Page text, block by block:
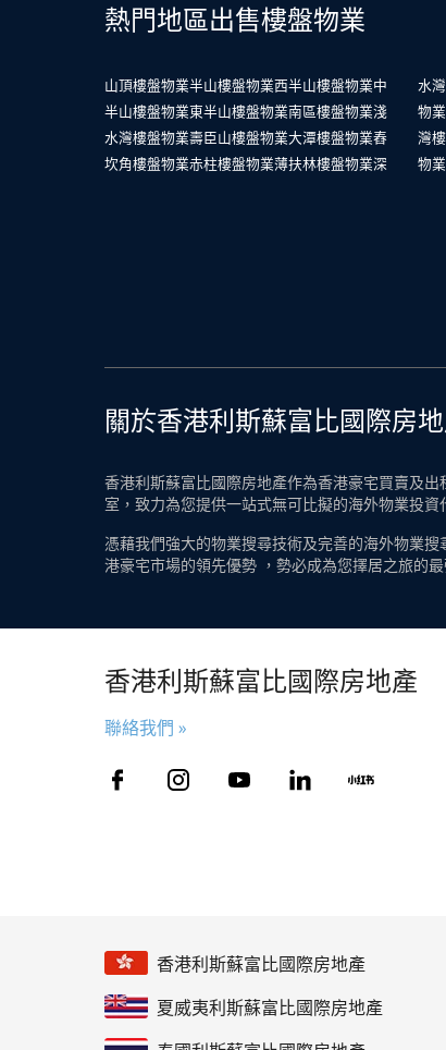
熱門地區出售樓盤物業
山頂樓盤物業半山樓盤物業西半山樓盤物業中
半山樓盤物業東半山樓盤物業南區樓盤物業淺
水灣樓盤物業壽臣山樓盤物業大潭樓盤物業舂
坎角樓盤物業赤柱樓盤物業薄扶林樓盤物業深
水
物業
灣
物業
關於香港利斯蘇富比國際房
香港利斯蘇富比國際房地產作為香港豪宅買賣及
室，致力為您提供一站式無可比擬的海外物業投資
憑藉我們強大的物業搜尋技術及完善的海外物業
港豪宅市場的領先優勢 ，勢必成為您擇居之旅的最
香港利斯蘇富比國際房地產
聯絡我們 »
香港利斯蘇富比國際房地產
夏威夷利斯蘇富比國際房地產